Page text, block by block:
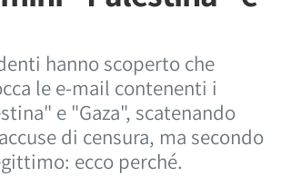
hanno scoperto che
le e-mail contenenti i
e "Gaza", scatenando
di censura, ma secondo
ecco perché.